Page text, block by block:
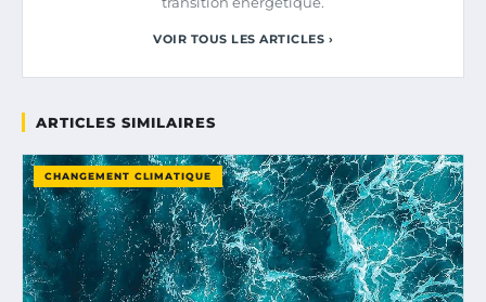
VOIR TOUS LES ARTICLES ›
ARTICLES SIMILAIRES
CHANGEMENT CLIMATIQUE